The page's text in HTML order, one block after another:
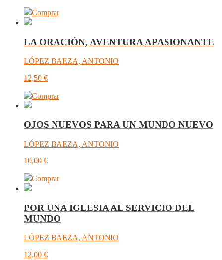
Comprar
LA ORACIÓN, AVENTURA APASIONANTE
LÓPEZ BAEZA, ANTONIO
12,50 €
Comprar
OJOS NUEVOS PARA UN MUNDO NUEVO
LÓPEZ BAEZA, ANTONIO
10,00 €
Comprar
POR UNA IGLESIA AL SERVICIO DEL
MUNDO
LÓPEZ BAEZA, ANTONIO
12,00 €